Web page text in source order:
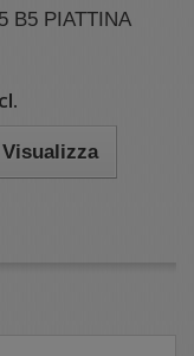
B5 PIATTINA
Visualizza